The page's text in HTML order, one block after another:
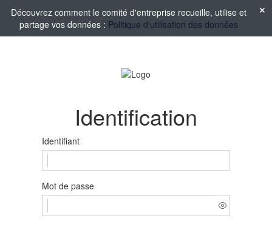
Découvrez comment le comité d'entreprise recueille, utilise et
partage vos données : Politique d'utilisation des données
Identification
Identifiant
Mot de passe